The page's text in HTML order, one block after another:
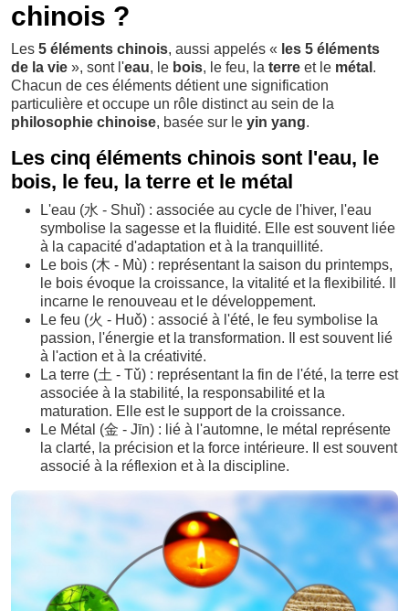
chinois ?
Les 5 éléments chinois, aussi appelés « les 5 éléments
de la vie », sont l'eau, le bois, le feu, la terre et le métal .
Chacun de ces éléments détient une signification
particulière et occupe un rôle distinct au sein de la
philosophie chinoise, basée sur le yin yang.
Les cinq éléments chinois sont l'eau, le
bois, le feu, la terre et le métal
L'eau (水 - Shuǐ) : associée au cycle de l'hiver, l'eau
symbolise la sagesse et la fluidité. Elle est souvent liée
à la capacité d'adaptation et à la tranquillité.
Le bois (木 - Mù) : représentant la saison du printemps,
le bois évoque la croissance, la vitalité et la flexibilité. Il
incarne le renouveau et le développement.
Le feu (火 - Huǒ) : associé à l'été, le feu symbolise la
passion, l'énergie et la transformation. Il est souvent lié
à l'action et à la créativité.
La terre (土 - Tǔ) : représentant la fin de l'été, la terre est
associée à la stabilité, la responsabilité et la
maturation. Elle est le support de la croissance.
Le Métal (金 - Jīn) : lié à l'automne, le métal représente
la clarté, la précision et la force intérieure. Il est souvent
associé à la réflexion et à la discipline.